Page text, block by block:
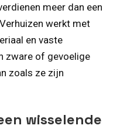
meer dan een
werkt met
en vaste
zware of gevoelige
zoals ze zijn
wisselende